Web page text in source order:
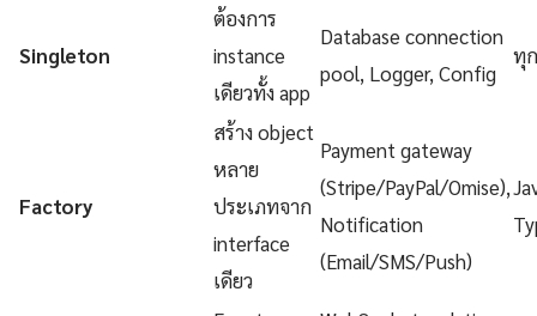
Singleton
ต้องการ
instance
เดียวทั้ง app
Database connection
pool, Logger, Config
ทุ
Factory
สร้าง object
หลาย
ประเภทจาก
interface
เดียว
Payment gateway
(Stripe/PayPal/Omise),
Notification
(Email/SMS/Push)